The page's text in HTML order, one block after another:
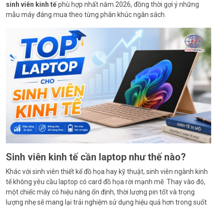
sinh viên kinh tếphù hợp nhất năm 2026, đồng thời gợi ý những
mẫu máy đáng mua theo từng phân khúc ngân sách.
Sinh viên kinh tế cần laptop như thế nào?
Khác với sinh viên thiết kế đồ họa hay kỹ thuật, sinh viên ngành kinh
tế không yêu cầu laptop có card đồ họa rời mạnh mẽ. Thay vào đó,
một chiếc máy có hiệu năng ổn định, thời lượng pin tốt và trọng
lượng nhẹ sẽ mang lại trải nghiệm sử dụng hiệu quả hơn trong suốt